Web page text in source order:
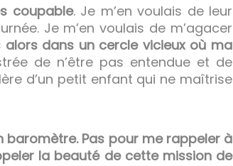
coupable. Je m’en voulais de leur
Je m’en voulais de m’agacer
alors dans un cercle vicieux où ma
de n’être pas entendue et de
d’un petit enfant qui ne maîtrise
baromètre. Pas pour me rappeler à
la beauté de cette mission de